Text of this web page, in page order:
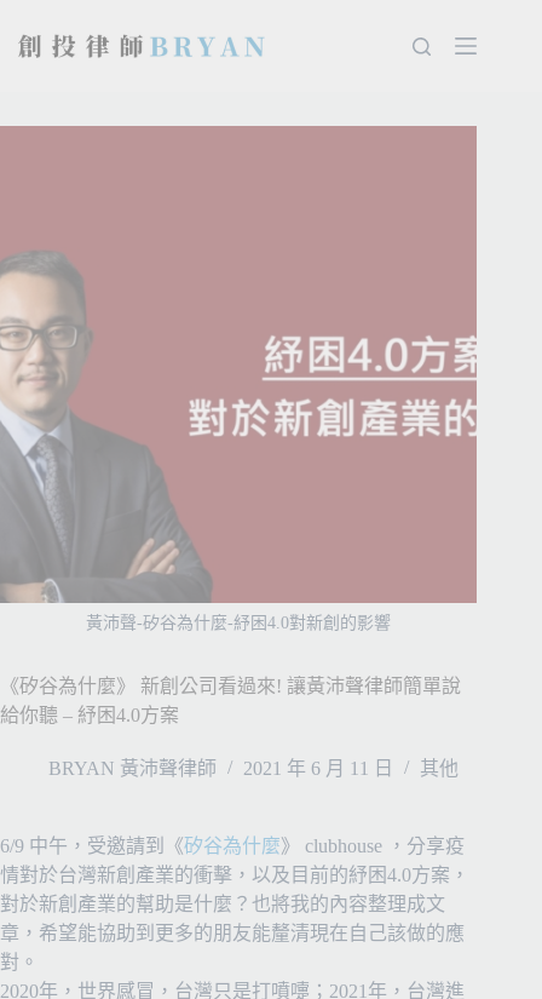
黃沛聲-矽谷為什麼-紓困4.0對新創的影響
《矽谷為什麼》 新創公司看過來! 讓黃沛聲律師簡單說
給你聽 – 紓困4.0方案
BRYAN 黃沛聲律師 2021 年 6 月 11 日 其他
6/9 中午，受邀請到《矽谷為什麼》 clubhouse ，分享疫
情對於台灣新創產業的衝擊，以及目前的紓困4.0方案，
對於新創產業的幫助是什麼？也將我的內容整理成文
章，希望能協助到更多的朋友能釐清現在自己該做的應
對。
2020年，世界感冒，台灣只是打噴嚏；2021年，台灣進